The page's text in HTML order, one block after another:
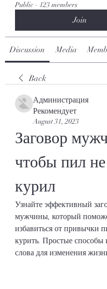
Public · 123 members
Join
Discussion Media
Back
Администрация
Рекомендует
August 31, 2023
Заговор
чтобы пил не
курил
Узнайте эффективный
мужчины, который
избавиться от привычки
курить. Простые способы
слова для изменения